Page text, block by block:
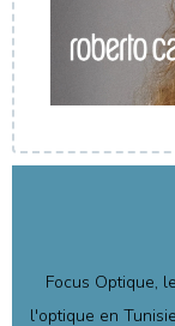
Focus Optique,
l'optique en